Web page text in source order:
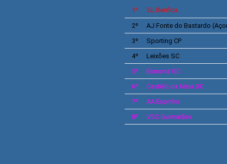
1º SL Benfica
2º AJ Fonte do Bastardo
3º
Sporting CP
4º
Leixões SC
5º
EsmorizGC
6º
Castêlo da Maia GC
7º
AA Espinho
8º
VSCGuimarães